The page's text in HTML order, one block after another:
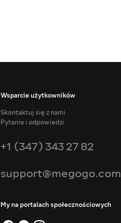
Wsparcie użytkowników
Skontaktuj się z nami
Pytania i odpowiedzi
+1 (347) 343 27 82
support@megogo.com
My na portalach społecznościowych